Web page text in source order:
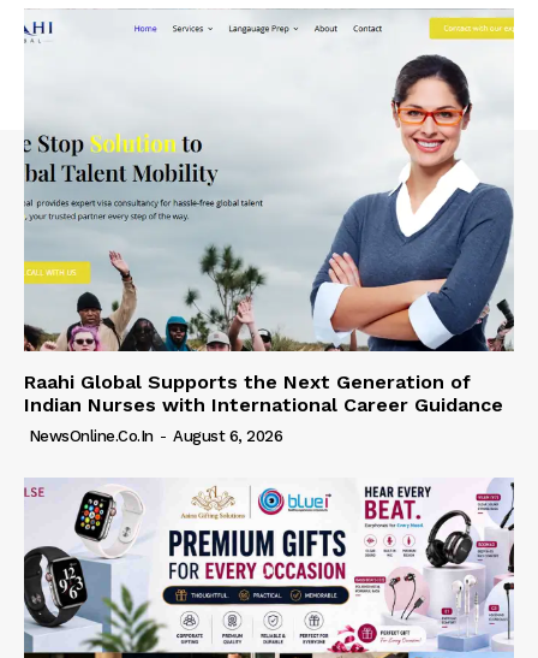
Raahi Global Supports the Next Generation of
Indian Nurses with International Career Guidance
NewsOnline.co.in - August 6, 2026